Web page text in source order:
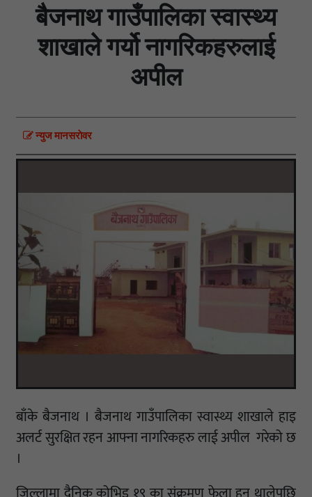
बैजनाथ गाउँपालिका स्वास्थ्य
शाखाले गर्यो नागरिकहरुलाई
अपील
न्युज मानसराेवर
बाँके बैजनाथ । बैजनाथ गाउँपालिका स्वास्थ्य शाखाले हाइ
अलर्ट सुरक्षित रहन आफ्ना नागरिकहरु लाई अपील गरेको छ
।